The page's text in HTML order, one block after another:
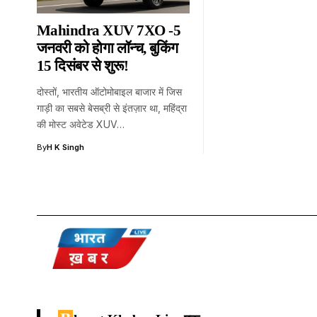
Mahindra XUV 7XO -5
जनवरी को होगा लॉन्च, बुकिंग
15 दिसंबर से शुरू!
दोस्तों, भारतीय ऑटोमोबाइल बाजार में जिस
गाड़ी का सबसे बेसब्री से इंतज़ार था, महिंद्रा
की मोस्ट अवेटेड XUV…
ByH K Singh